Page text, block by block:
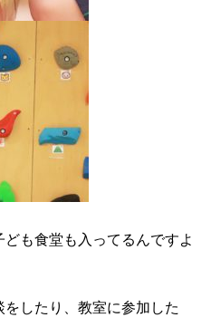
も食堂も入ってるんですよ
したり、教室に参加した